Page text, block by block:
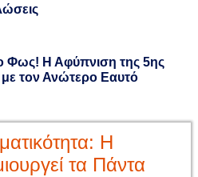
Φως! Η Αφύπνιση της 5ης
τον Ανώτερο Εαυτό
Η
τα Πάντα